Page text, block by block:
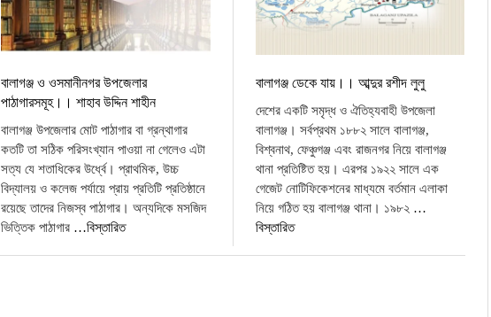
বালাগঞ্জ ও ওসমানীনগর উপজেলার
পাঠাগারসমূহ।। শাহাব উদ্দিন শাহীন
বালাগঞ্জ উপজেলার মোট পাঠাগার বা গ্রন্থাগার
কতটি তা সঠিক পরিসংখ্যান পাওয়া না গেলেও এটা
সত্য যে শতাধিকের উর্ধ্বে। প্রাথমিক, উচ্চ
বিদ্যালয় ও কলেজ পর্যায়ে প্রায় প্রতিটি প্রতিষ্ঠানে
রয়েছে তাদের নিজস্ব পাঠাগার। অন্যদিকে মসজিদ
ভিত্তিক পাঠাগার …বিস্তারিত
বালাগঞ্জ ডেকে যায়।। আব্দুর রশীদ লুলু
দেশের একটি সমৃদ্ধ ও ঐতিহ্যবাহী উপজেলা
বালাগঞ্জ। সর্বপ্রথম ১৮৮২ সালে বালাগঞ্জ,
বিশ্বনাথ, ফেঞ্চুগঞ্জ এবং রাজনগর নিয়ে বালাগঞ্জ
থানা প্রতিষ্টিত হয়। এরপর ১৯২২ সালে এক
গেজেট নোটিফিকেশনের মাধ্যমে বর্তমান এলাকা
নিয়ে গঠিত হয় বালাগঞ্জ থানা। ১৯৮২ …
বিস্তারিত